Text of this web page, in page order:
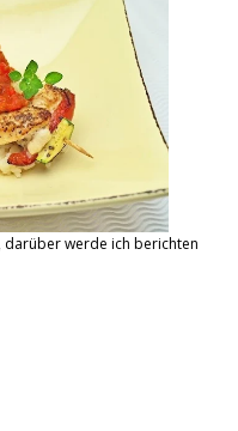
darüber werde ich berichten